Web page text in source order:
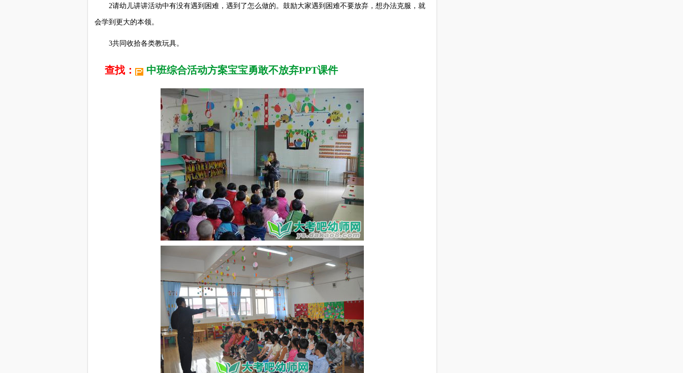
2请幼儿讲讲活动中有没有遇到困难，遇到了怎么做的。鼓励大家遇到困难不要放弃，想办法克服，就
会学到更大的本领。
3共同收拾各类教玩具。
查找： 中班综合活动方案宝宝勇敢不放弃PPT课件